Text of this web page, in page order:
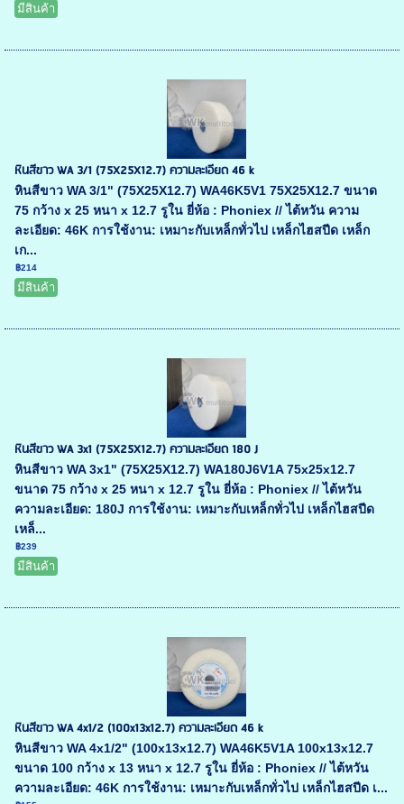
มีสินค้า
หินสีขาว WA 3/1 (75X25X12.7) ความละเอียด 46 k
หินสีขาว WA 3/1" (75X25X12.7) WA46K5V1 75X25X12.7 ขนาด
75 กว้าง x 25 หนา x 12.7 รูใน ยี่ห้อ : Phoniex // ไต้หวัน ความ
ละเอียด: 46K การใช้งาน: เหมาะกับเหล็กทั่วไป เหล็กไฮสปีด เหล็ก
เก...
฿214
มีสินค้า
หินสีขาว WA 3x1 (75X25X12.7) ความละเอียด 180 J
หินสีขาว WA 3x1" (75X25X12.7) WA180J6V1A 75x25x12.7
ขนาด 75 กว้าง x 25 หนา x 12.7 รูใน ยี่ห้อ : Phoniex // ไต้หวัน
ความละเอียด: 180J การใช้งาน: เหมาะกับเหล็กทั่วไป เหล็กไฮสปีด
เหล็...
฿239
มีสินค้า
หินสีขาว WA 4x1/2 (100x13x12.7) ความละเอียด 46 k
หินสีขาว WA 4x1/2" (100x13x12.7) WA46K5V1A 100x13x12.7
ขนาด 100 กว้าง x 13 หนา x 12.7 รูใน ยี่ห้อ : Phoniex // ไต้หวัน
ความละเอียด: 46K การใช้งาน: เหมาะกับเหล็กทั่วไป เหล็กไฮสปีด เ...